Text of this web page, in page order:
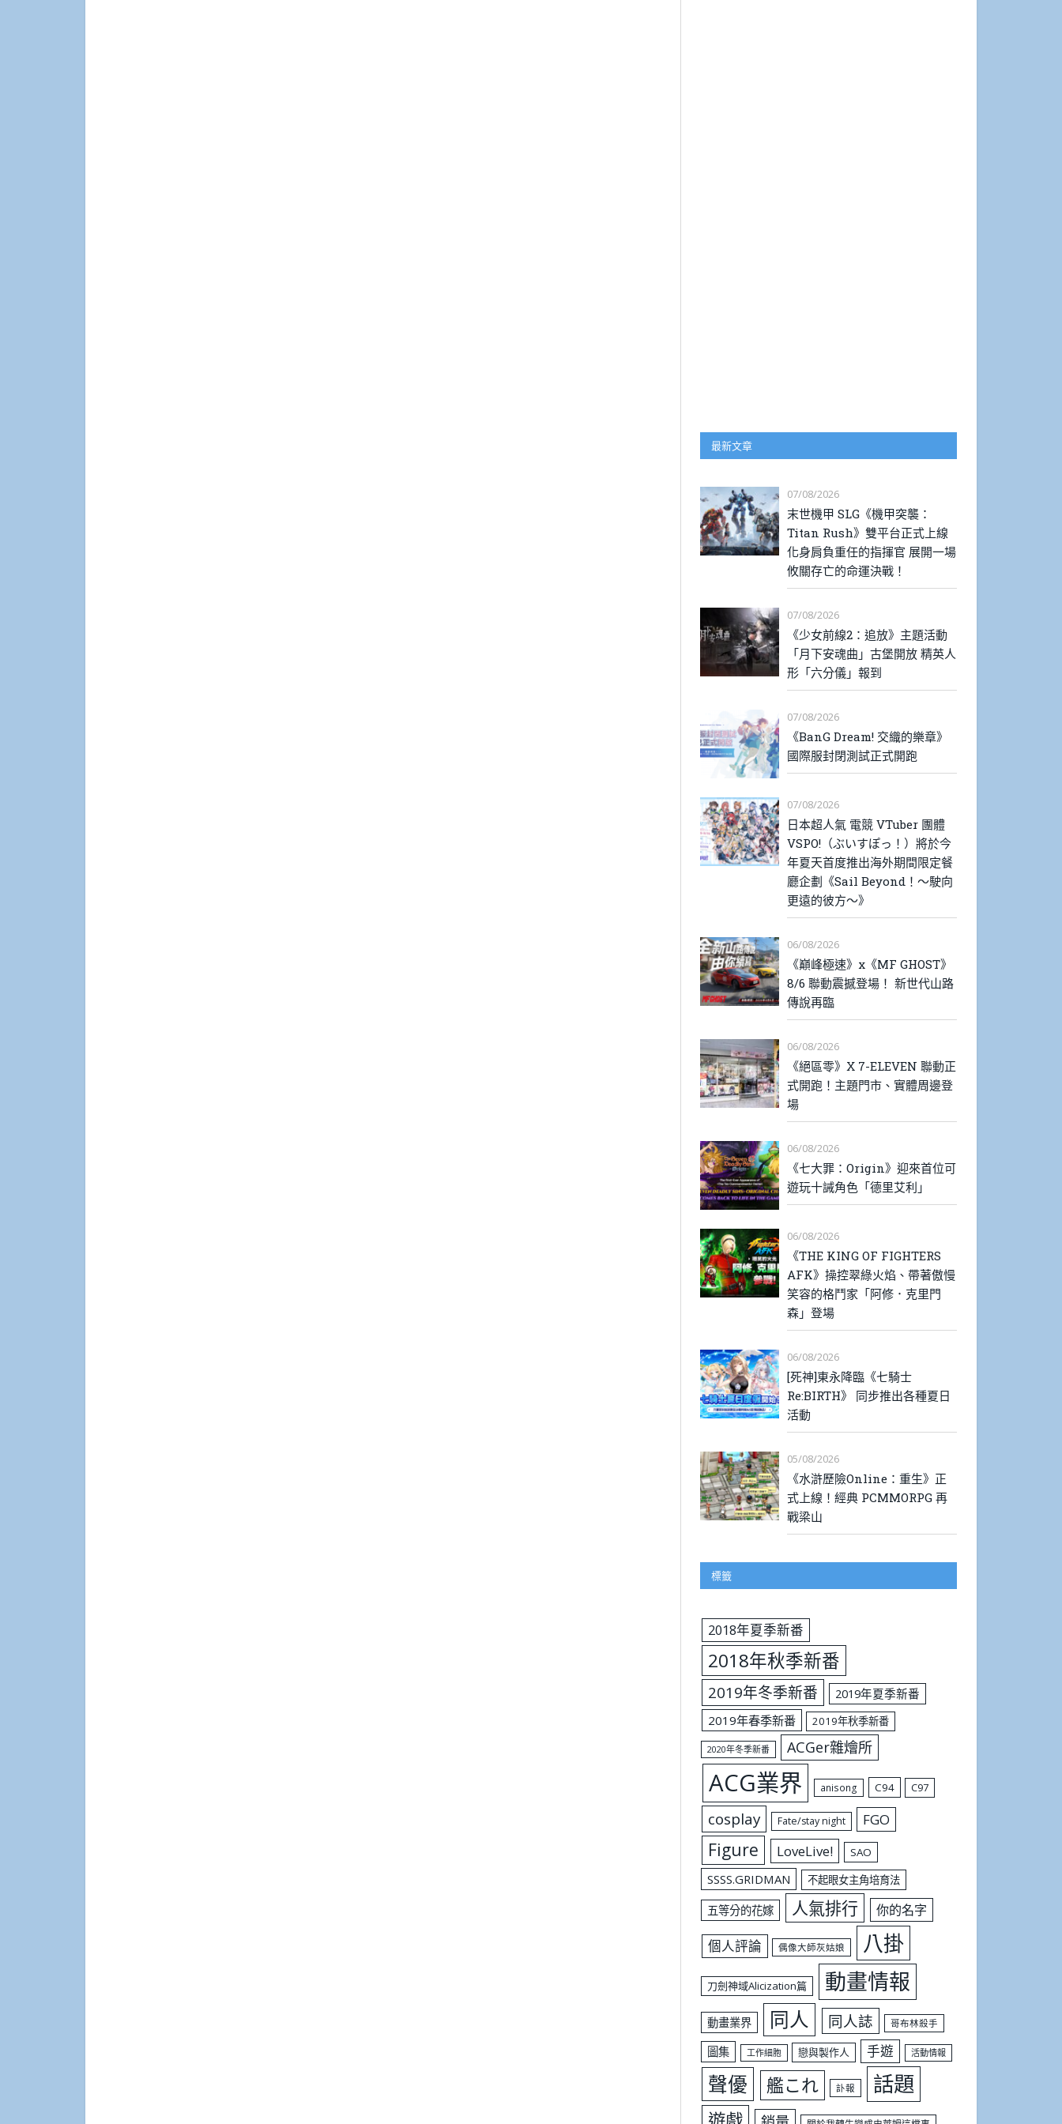
最新文章
07/08/2026
末世機甲 SLG《機甲突襲：
Titan Rush》雙平台正式上線
化身肩負重任的指揮官 展開一場
攸關存亡的命運決戰！
07/08/2026
《少女前線2：追放》主題活動
「月下安魂曲」古堡開放 精英人
形「六分儀」報到
07/08/2026
《BanG Dream! 交織的樂章》
國際服封閉測試正式開跑
07/08/2026
日本超人氣 電競 VTuber 團體
VSPO!（ぶいすぽっ！）將於今
年夏天首度推出海外期間限定餐
廳企劃《Sail Beyond！～駛向
更遠的彼方～》
06/08/2026
《巔峰極速》x《MF GHOST》
8/6 聯動震撼登場！ 新世代山路
傳說再臨
06/08/2026
《絕區零》X 7-ELEVEN 聯動正
式開跑！主題門市、實體周邊登
場
06/08/2026
《七大罪：Origin》迎來首位可
遊玩十誡角色「德里艾利」
06/08/2026
《THE KING OF FIGHTERS
AFK》操控翠綠火焰、帶著傲慢
笑容的格鬥家「阿修．克里門
森」登場
06/08/2026
[死神]東永降臨《七騎士
Re:BIRTH》 同步推出各種夏日
活動
05/08/2026
《水滸歷險Online：重生》正
式上線！經典 PCMMORPG 再
戰梁山
標籤
2018年夏季新番
2018年秋季新番
2019年冬季新番
2019年夏季新番
2019年春季新番
2019年秋季新番
2020年冬季新番 ACGer雜燴所
ACG業界 anisong C94 C97
cosplay Fate/stay night FGO
Figure LoveLive! SAO
SSSS.GRIDMAN 不起眼女主角培育法
五等分的花嫁 人氣排行 你的名字
個人評論 偶像大師灰姑娘 八掛
刀劍神域Alicization篇 動畫情報
動畫業界 同人 同人誌 哥布林殺手
圖集 工作細胞 戀與製作人 手遊 活動情報
聲優 艦これ 訃報 話題